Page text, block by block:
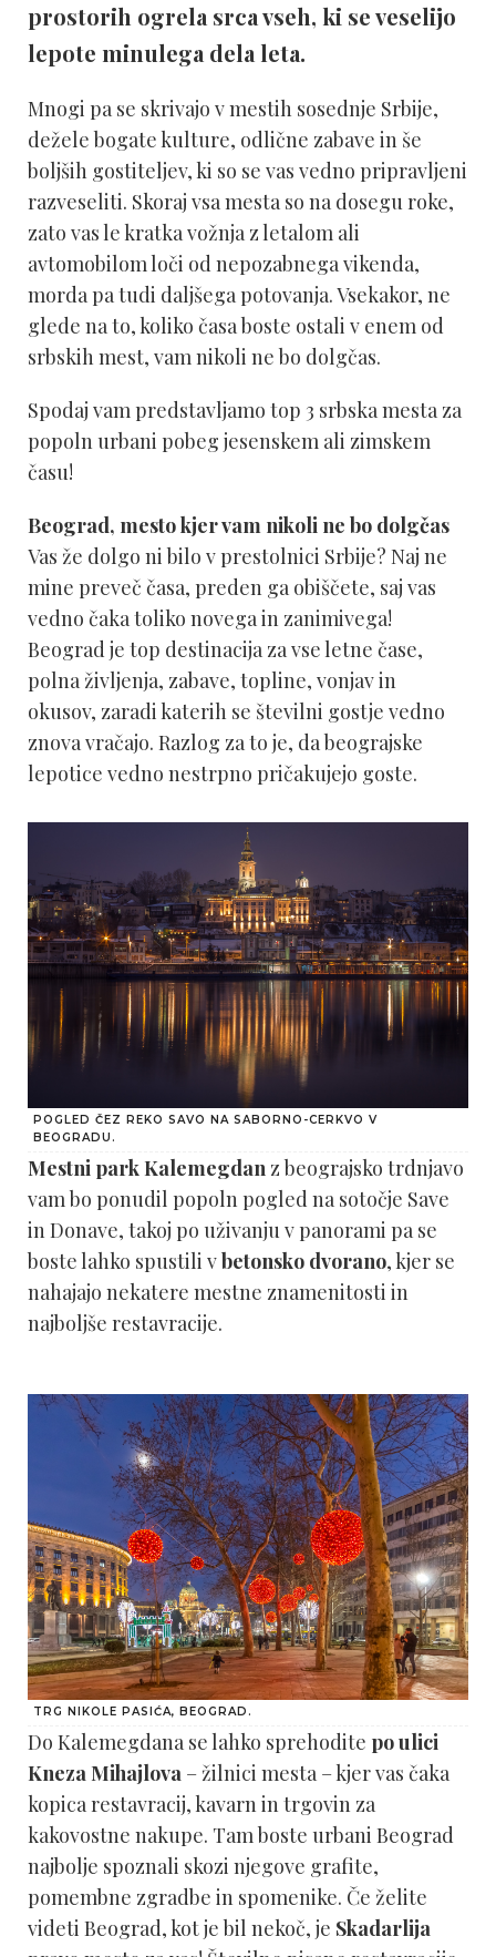
prostorih ogrela srca vseh, ki se veselijo
lepote minulega dela leta.
Mnogi pa se skrivajo v mestih sosednje Srbije,
dežele bogate kulture, odlične zabave in še
boljših gostiteljev, ki so se vas vedno pripravljeni
razveseliti. Skoraj vsa mesta so na dosegu roke,
zato vas le kratka vožnja z letalom ali
avtomobilom loči od nepozabnega vikenda,
morda pa tudi daljšega potovanja. Vsekakor, ne
glede na to, koliko časa boste ostali v enem od
srbskih mest, vam nikoli ne bo dolgčas.
Spodaj vam predstavljamo top 3 srbska mesta za
popoln urbani pobeg jesenskem ali zimskem
času!
Beograd, mesto kjer vam nikoli ne bo dolgčas
Vas že dolgo ni bilo v prestolnici Srbije? Naj ne
mine preveč časa, preden ga obiščete, saj vas
vedno čaka toliko novega in zanimivega!
Beograd je top destinacija za vse letne čase,
polna življenja, zabave, topline, vonjav in
okusov, zaradi katerih se številni gostje vedno
znova vračajo. Razlog za to je, da beograjske
lepotice vedno nestrpno pričakujejo goste.
POGLED ČEZ REKO SAVO NA SABORNO-CERKVO V
BEOGRADU.
Mestni park Kalemegdan z beograjsko trdnjavo
vam bo ponudil popoln pogled na sotočje Save
in Donave, takoj po uživanju v panorami pa se
boste lahko spustili vbetonsko dvorano, kjer se
nahajajo nekatere mestne znamenitosti in
najboljše restavracije.
TRG NIKOLE PASIĆA, BEOGRAD.
Do Kalemegdana se lahko sprehodite po ulici
Kneza Mihajlova – žilnici mesta – kjer vas čaka
kopica restavracij, kavarn in trgovin za
kakovostne nakupe. Tam boste urbani Beograd
najbolje spoznali skozi njegove grafite,
pomembne zgradbe in spomenike. Če želite
videti Beograd, kot je bil nekoč, je Skadarlija